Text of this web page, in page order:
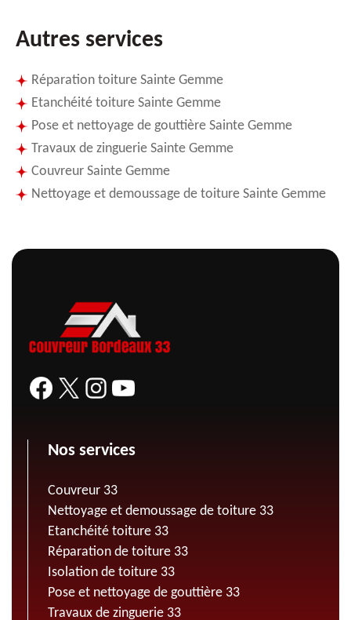
Autres services
Réparation toiture Sainte Gemme
Etanchéité toiture Sainte Gemme
Pose et nettoyage de gouttière Sainte Gemme
Travaux de zinguerie Sainte Gemme
Couvreur Sainte Gemme
Nettoyage et demoussage de toiture Sainte Gemme
Nos services
Couvreur 33
Nettoyage et demoussage de toiture 33
Etanchéité toiture 33
Réparation de toiture 33
Isolation de toiture 33
Pose et nettoyage de gouttière 33
Travaux de zinguerie 33